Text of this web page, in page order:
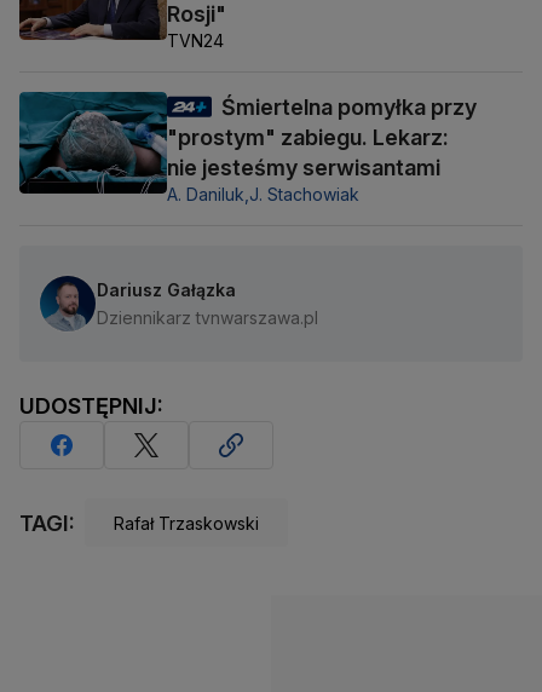
Rosji"
TVN24
Śmiertelna pomyłka przy
"prostym" zabiegu. Lekarz:
nie jesteśmy serwisantami
A. Daniluk, J. Stachowiak
Dariusz Gałązka
Dziennikarz tvnwarszawa.pl
UDOSTĘPNIJ:
TAGI: Rafał Trzaskowski